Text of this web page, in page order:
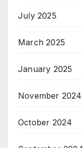
July 2025
March 2025
January 2025
November 2024
October 2024